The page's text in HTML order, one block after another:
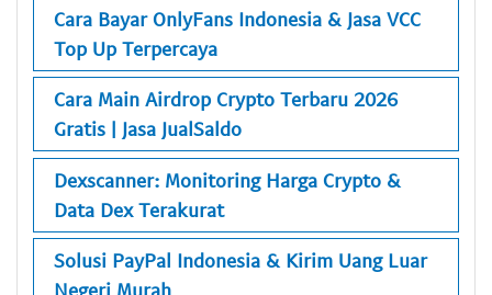
Cara Bayar OnlyFans Indonesia & Jasa VCC
Top Up Terpercaya
Cara Main Airdrop Crypto Terbaru 2026
Gratis | Jasa JualSaldo
Dexscanner: Monitoring Harga Crypto &
Data Dex Terakurat
Solusi PayPal Indonesia & Kirim Uang Luar
Negeri Murah